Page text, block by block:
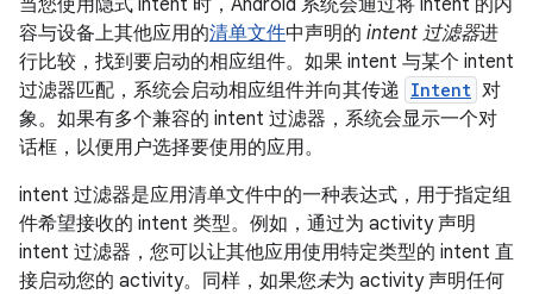
当您使用隐式 intent 时，Android 系统会通过将 intent 的内
容与设备上其他应用的清单文件中声明的 intent 过滤器进
行比较，找到要启动的相应组件。如果 intent 与某个 intent
过滤器匹配，系统会启动相应组件并向其传递 Intent 对
象。如果有多个兼容的 intent 过滤器，系统会显示一个对
话框，以便用户选择要使用的应用。
intent 过滤器是应用清单文件中的一种表达式，用于指定组
件希望接收的 intent 类型。例如，通过为 activity 声明
intent 过滤器，您可以让其他应用使用特定类型的 intent 直
接启动您的 activity。同样，如果您未为 activity 声明任何